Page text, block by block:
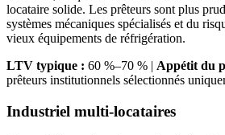
locataire solide. Les prêteurs sont plus
systèmes mécaniques spécialisés et du
vieux équipements de réfrigération.
LTV typique : 60 %–70 % | Appétit du
prêteurs institutionnels sélectionnés
Industriel multi-locataires